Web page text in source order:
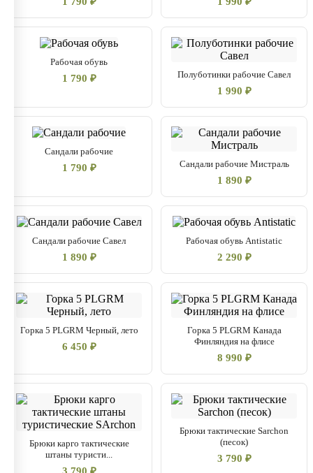
Рабочая обувь
1 790 ₽ Полуботинки рабочие Савел
1 990 ₽
Сандали рабочие
1 790 ₽ Сандали рабочие Мистраль
1 890 ₽
Сандали рабочие Савел
1 890 ₽
Рабочая обувь Antistatic
2 290 ₽
Горка 5 PLGRM Черный, лето
6 450 ₽
Горка 5 PLGRM Канада
Финляндия на флисе
8 990 ₽
Брюки карго тактические
штаны туристи...
Брюки тактические Sarchon
(песок)
3 790 ₽